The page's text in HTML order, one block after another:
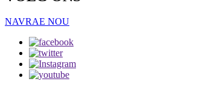
NAVRAE NOU